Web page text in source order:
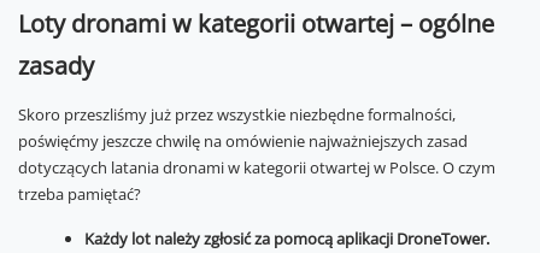
Loty dronami w kategorii otwartej – ogólne
zasady
Skoro przeszliśmy już przez wszystkie niezbędne formalności,
poświęćmy jeszcze chwilę na omówienie najważniejszych zasad
dotyczących latania dronami w kategorii otwartej w Polsce. O czym
trzeba pamiętać?
Każdy lot należy zgłosić za pomocą aplikacji DroneTower.